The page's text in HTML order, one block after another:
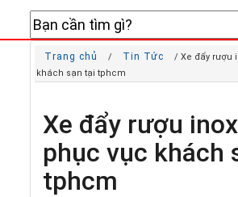
Trang chủ / Tin Tức
/ Xe đẩy rượu
khách sạn tại tphcm
Xe đẩy rượu
phục vục khách
tphcm